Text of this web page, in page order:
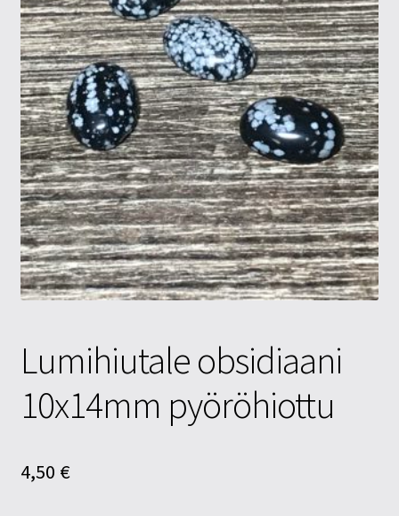
Tietosuojaseloste
Tuotteet
Yritysinfo
Lumihiutale obsidiaani
10x14mm pyöröhiottu
4,50 €